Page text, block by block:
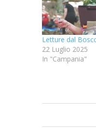
Letture dal
22 Luglio 2025
In "Campania"